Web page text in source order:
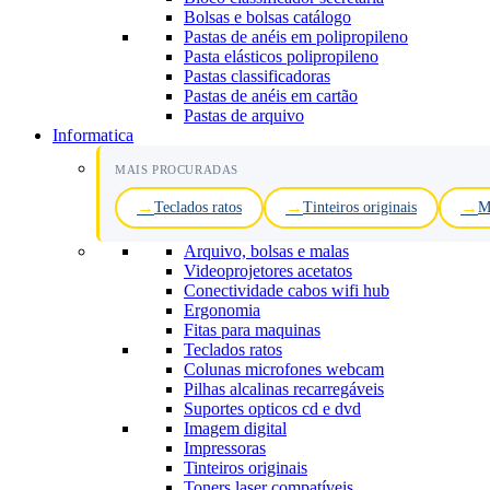
Bolsas e bolsas catálogo
Pastas de anéis em polipropileno
Pasta elásticos polipropileno
Pastas classificadoras
Pastas de anéis em cartão
Pastas de arquivo
Informatica
MAIS PROCURADAS
Teclados ratos Tinteiros originais
Arquivo, bolsas e malas
Videoprojetores acetatos
Conectividade cabos wifi hub
Ergonomia
Fitas para maquinas
Teclados ratos
Colunas microfones webcam
Pilhas alcalinas recarregáveis
Suportes opticos cd e dvd
Imagem digital
Impressoras
Tinteiros originais